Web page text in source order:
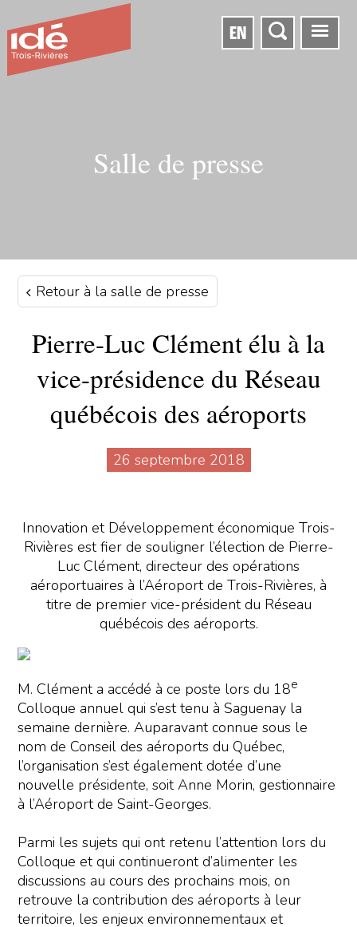
EN
Salle de presse
Retour à la salle de presse
Pierre-Luc Clément élu à la
vice-présidence du Réseau
québécois des aéroports
26 septembre 2018
Innovation et Développement économique Trois-
Rivières est fier de souligner l’élection de Pierre-
Luc Clément, directeur des opérations
aéroportuaires à l’Aéroport de Trois-Rivières, à
titre de premier vice-président du Réseau
québécois des aéroports.
M. Clément a accédé à ce poste lors du 18e
Colloque annuel qui s’est tenu à Saguenay la
semaine dernière. Auparavant connue sous le
nom de Conseil des aéroports du Québec,
l’organisation s’est également dotée d’une
nouvelle présidente, soit Anne Morin, gestionnaire
à l’Aéroport de Saint-Georges.
Parmi les sujets qui ont retenu l’attention lors du
Colloque et qui continueront d’alimenter les
discussions au cours des prochains mois, on
retrouve la contribution des aéroports à leur
territoire, les enjeux environnementaux et